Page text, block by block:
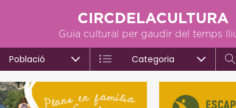
CIRCDELACULTURA
Guia cultural per gaudir del temps
Població Categoria